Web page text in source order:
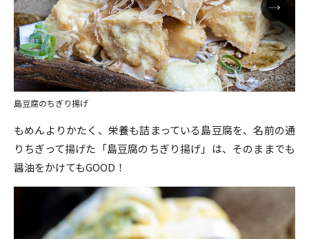
島豆腐のちぎり揚げ
もめんよりかたく、栄養も詰まっている島豆腐を、名前の通
りちぎって揚げた「島豆腐のちぎり揚げ」は、そのままでも
醤油をかけてもGOOD！